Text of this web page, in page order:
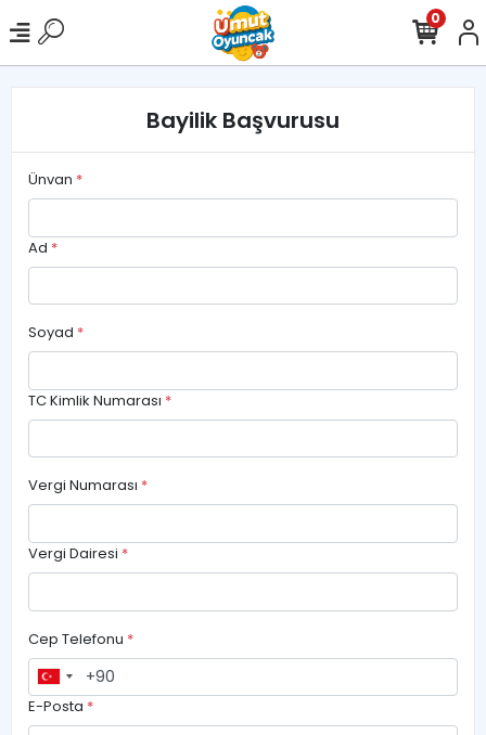
0
Bayilik Başvurusu
Ünvan *
Ad *
Soyad *
TC Kimlik Numarası *
Vergi Numarası *
Vergi Dairesi *
Cep Telefonu *
E-Posta *